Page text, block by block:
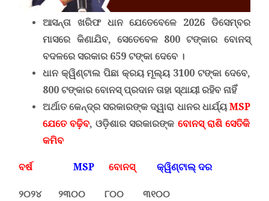
ଆସନ୍ତା ଖରିଫ ଧାନ ଯେତେବେଳେ 2026 ଡିସେମ୍ବର
ମାସରେ କିଣାଯିବ, ସେତେବେଳ 800 ଟଙ୍କାର ବୋନସ୍
ବଦଳରେ ସରକାର 659 ଟଙ୍କା ଦେବେ ।
ଧାନ କ୍ୱିଣ୍ଟାଲ ପିଛା କ୍ରୟ ମୂଲ୍ୟ 3100 ଟଙ୍କା ଦେବେ,
800 ଟଙ୍କାର ବୋନସ୍ପ୍ରଦାନ ତାହା ସ୍ଥାୟୀ ରହିବ ନାହିଁ
ଅର୍ଥାତ କେନ୍ଦ୍ର ସରକାରଙ୍କ ଦ୍ୱାରା ଧାନର ଧାର୍ଯ୍ୟMSP
ଯେତେ ବଢ଼ିବ, ଓଡ଼ିଶାର ସରକାରଙ୍କ ବୋନସ୍ ରାଶି ସେତିକି
କମିବ
ବର୍ଷ MSP ବୋନସ୍ କ୍ୱିଣ୍ଟାଲ୍ ଦର
୨୦୨୪ ୨୩୦୦ ୮୦୦ ୩୧୦୦